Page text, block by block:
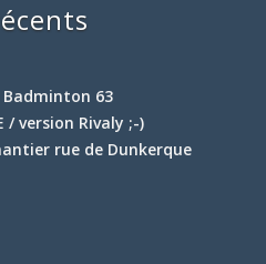
63
/ version Rivaly ;-)
rue de Dunkerque